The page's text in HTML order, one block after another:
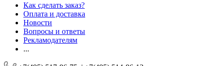
Как сделать заказ?
Оплата и доставка
Новости
Вопросы и ответы
Рекламодателям
...